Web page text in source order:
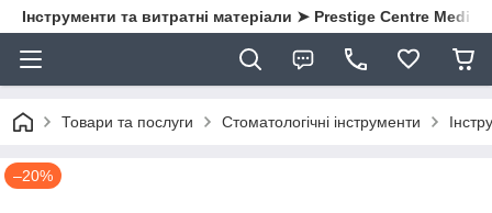
Інструменти та витратні матеріали ➤ Prestige Centre Medical
Товари та послуги Стоматологічні інструменти
–20%